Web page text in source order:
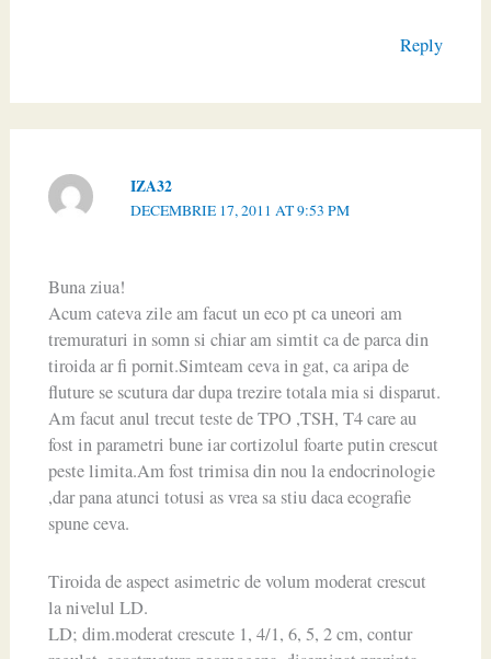
Reply
IZA32
DECEMBRIE 17, 2011 AT 9:53 PM
Buna ziua!
Acum cateva zile am facut un eco pt ca uneori am
tremuraturi in somn si chiar am simtit ca de parca din
tiroida ar fi pornit.Simteam ceva in gat, ca aripa de
fluture se scutura dar dupa trezire totala mia si disparut.
Am facut anul trecut teste de TPO ,TSH, T4 care au
fost in parametri bune iar cortizolul foarte putin crescut
peste limita.Am fost trimisa din nou la endocrinologie
,dar pana atunci totusi as vrea sa stiu daca ecografie
spune ceva.
Tiroida de aspect asimetric de volum moderat crescut
la nivelul LD.
LD; dim.moderat crescute 1, 4/1, 6, 5, 2 cm, contur